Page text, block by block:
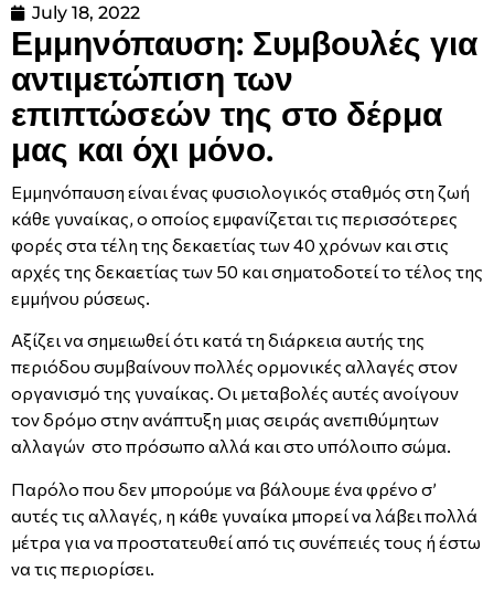
July 18, 2022
Εμμηνόπαυση: Συμβουλές για
αντιμετώπιση των
επιπτώσεών της στο δέρμα
μας και όχι μόνο.
Εμμηνόπαυση είναι ένας φυσιολογικός σταθμός στη ζωή
κάθε γυναίκας, ο οποίος εμφανίζεται τις περισσότερες
φορές στα τέλη της δεκαετίας των 40 χρόνων και στις
αρχές της δεκαετίας των 50 και σηματοδοτεί το τέλος της
εμμήνου ρύσεως.
Αξίζει να σημειωθεί ότι κατά τη διάρκεια αυτής της
περιόδου συμβαίνουν πολλές ορμονικές αλλαγές στον
οργανισμό της γυναίκας. Οι μεταβολές αυτές ανοίγουν
τον δρόμο στην ανάπτυξη μιας σειράς ανεπιθύμητων
αλλαγών στο πρόσωπο αλλά και στο υπόλοιπο σώμα.
Παρόλο που δεν μπορούμε να βάλουμε ένα φρένο σ’
αυτές τις αλλαγές, η κάθε γυναίκα μπορεί να λάβει πολλά
μέτρα για να προστατευθεί από τις συνέπειές τους ή έστω
να τις περιορίσει.